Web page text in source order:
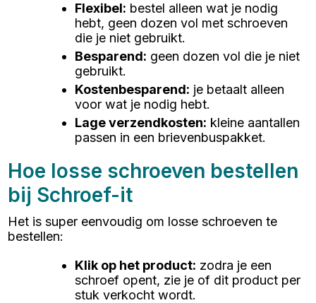
Flexibel: bestel alleen wat je nodig
hebt, geen dozen vol met schroeven
die je niet gebruikt.
Besparend: geen dozen vol die je niet
gebruikt.
Kostenbesparend: je betaalt alleen
voor wat je nodig hebt.
Lage verzendkosten: kleine aantallen
passen in een brievenbuspakket.
Hoe losse schroeven bestellen
bij Schroef-it
Het is super eenvoudig om losse schroeven te
bestellen:
Klik op het product: zodra je een
schroef opent, zie je of dit product per
stuk verkocht wordt.